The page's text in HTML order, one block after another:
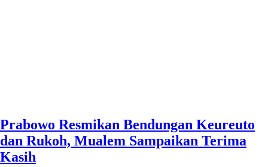
Prabowo Resmikan Bendungan Keureuto
dan Rukoh, Mualem Sampaikan Terima
Kasih